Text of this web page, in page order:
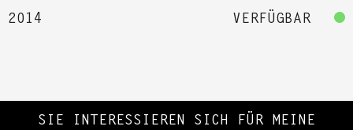
2014 VERFÜGBAR
SIE INTERESSIEREN SICH FÜR MEINE